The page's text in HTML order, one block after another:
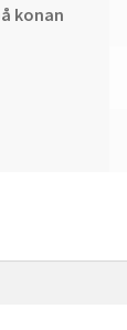
konan